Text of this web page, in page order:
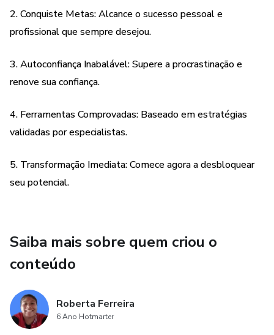
reais que o guiarão.
sobre seu tempo e concentração. Descubra maneiras
eficazes de aprimorar sua produtividade e concluir tarefas
procrastinação temporariamente. Você construirá hábitos
✅ Motivação Inabalável: Inspirado em estratégias
🔥 Este não é apenas um livro; é o mapa para uma vida de
realizações. A transformação que você deseja está a
🌟 O que você está esperando? A procrastinação é o único
obstáculo entre você e seu potencial ilimitado. Inicie sua
2. Conquiste Metas: Alcance o sucesso pessoal e
profissional que sempre desejou.
3. Autoconfiança Inabalável: Supere a procrastinação e
renove sua confiança.
4. Ferramentas Comprovadas: Baseado em estratégias
validadas por especialistas.
5. Transformação Imediata: Comece agora a desbloquear
seu potencial.
Saiba mais sobre quem criou o
conteúdo
Roberta Ferreira
6 Ano Hotmarter